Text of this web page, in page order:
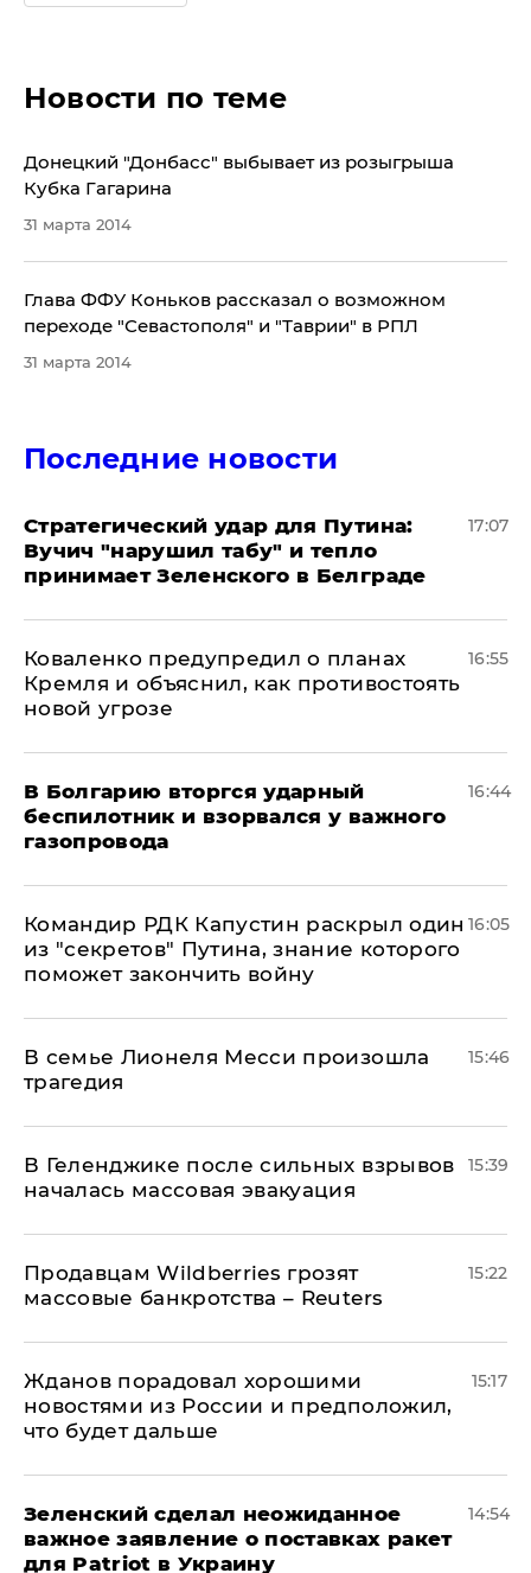
Новости по теме
Донецкий "Донбасс" выбывает из розыгрыша
Кубка Гагарина
31 марта 2014
Глава ФФУ Коньков рассказал о возможном
переходе "Севастополя" и "Таврии" в РПЛ
31 марта 2014
Последние новости
Стратегический удар для Путина:
Вучич "нарушил табу" и тепло
принимает Зеленского в Белграде
17:07
Коваленко предупредил о планах
Кремля и объяснил, как противостоять
новой угрозе
16:55
В Болгарию вторгся ударный
беспилотник и взорвался у важного
газопровода
16:44
Командир РДК Капустин раскрыл один
из "секретов" Путина, знание которого
поможет закончить войну
16:05
В семье Лионеля Месси произошла
трагедия
15:46
В Геленджике после сильных взрывов
началась массовая эвакуация
15:39
Продавцам Wildberries грозят
массовые банкротства – Reuters
15:22
Жданов порадовал хорошими
новостями из России и предположил,
что будет дальше
15:17
Зеленский сделал неожиданное
важное заявление о поставках ракет
для Patriot в Украину
14:54